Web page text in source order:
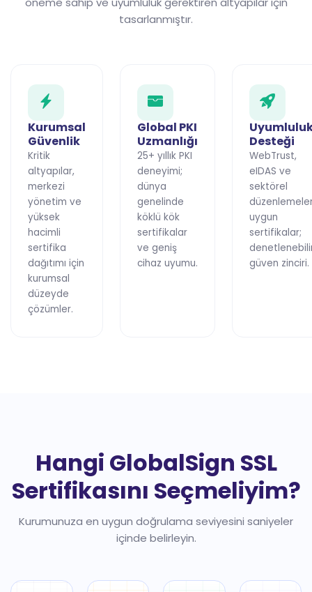
tasarlanmıştır.
Kurumsal
Güvenlik
Kritik
altyapılar,
merkezi
yönetim ve
yüksek
hacimli
sertifika
dağıtımı için
kurumsal
düzeyde
çözümler.
Global PKI
Uzmanlığı
25+ yıllık PKI
deneyimi;
dünya
genelinde
köklü kök
sertifikalar
ve geniş
cihaz uyumu.
Desteği
WebTrust,
eIDAS ve
sektörel
uygun
sertifikalar;
güven zinciri.
Hangi GlobalSign SSL
Sertifikasını Seçmeliyim?
Kurumunuza en uygun doğrulama seviyesini saniyeler
içinde belirleyin.